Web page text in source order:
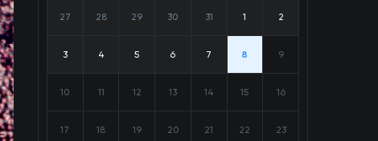
27 28 29 30 31 1 2
3 4 5 6 7 8 9
10 11 12 13 14 15 16
17 18 19 20 21 22 23